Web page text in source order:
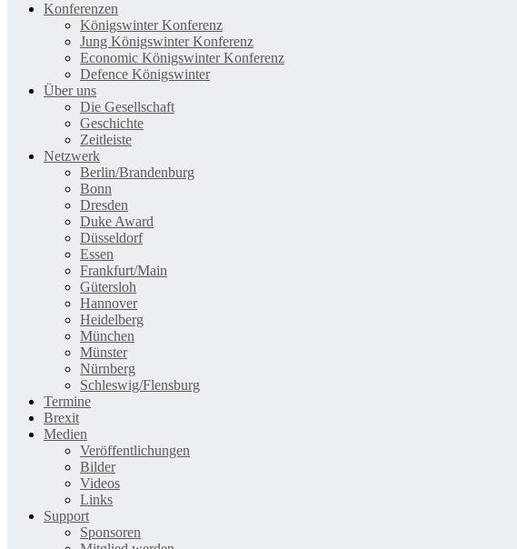
Konferenzen
Königswinter Konferenz
Jung Königswinter Konferenz
Economic Königswinter Konferenz
Defence Königswinter
Über uns
Die Gesellschaft
Geschichte
Zeitleiste
Netzwerk
Berlin/Brandenburg
Bonn
Dresden
Duke Award
Düsseldorf
Essen
Frankfurt/Main
Gütersloh
Hannover
Heidelberg
München
Münster
Nürnberg
Schleswig/Flensburg
Termine
Brexit
Medien
Veröffentlichungen
Bilder
Videos
Links
Support
Sponsoren